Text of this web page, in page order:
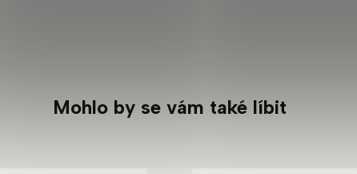
Mohlo by se vám také líbit